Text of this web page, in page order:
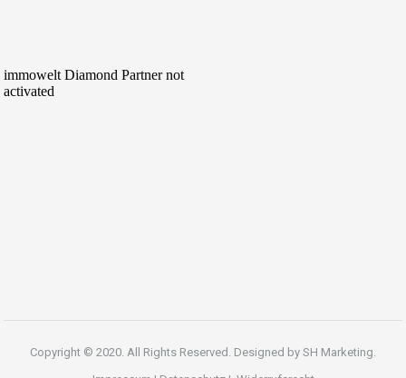
Copyright © 2020. All Rights Reserved. Designed by SH Marketing.